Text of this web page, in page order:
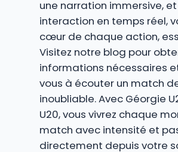
une narration immersive,
interaction en temps réel,
cœur de chaque action,
Visitez notre blog pour
informations nécessaires
vous à écouter un match
inoubliable. Avec Géorgie
U20, vous vivrez chaque
match avec intensité et
directement depuis votre